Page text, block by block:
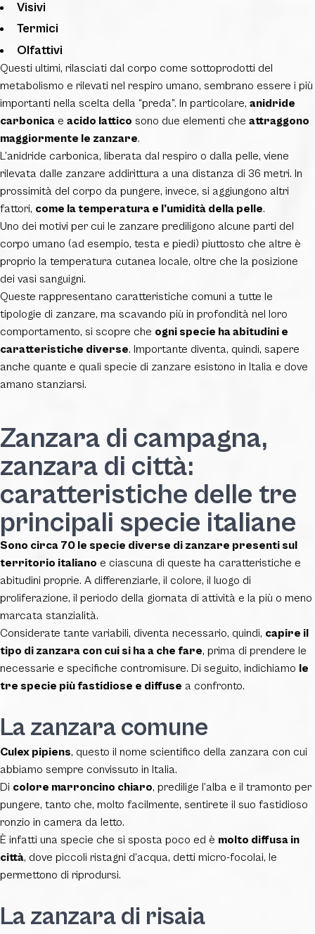
Visivi
Termici
Olfattivi
Questi ultimi, rilasciati dal corpo come sottoprodotti del
metabolismo e rilevati nel respiro umano, sembrano essere i più
importanti nella scelta della “preda”. In particolare, anidride
carbonica e acido lattico sono due elementi che attraggono
maggiormente le zanzare.
L’anidride carbonica, liberata dal respiro o dalla pelle, viene
rilevata dalle zanzare addirittura a una distanza di 36 metri. In
prossimità del corpo da pungere, invece, si aggiungono altri
fattori, come la temperatura e l’umidità della pelle.
Uno dei motivi per cui le zanzare prediligono alcune parti del
corpo umano (ad esempio, testa e piedi) piuttosto che altre è
proprio la temperatura cutanea locale, oltre che la posizione
dei vasi sanguigni.
Queste rappresentano caratteristiche comuni a tutte le
tipologie di zanzare, ma scavando più in profondità nel loro
comportamento, si scopre che ogni specie ha abitudini e
caratteristiche diverse. Importante diventa, quindi, sapere
anche quante e quali specie di zanzare esistono in Italia e dove
amano stanziarsi.
Zanzara di campagna,
zanzara di città:
caratteristiche delle tre
principali specie italiane
Sono circa 70 le specie diverse di zanzare presenti sul
territorio italiano e ciascuna di queste ha caratteristiche e
abitudini proprie. A differenziarle, il colore, il luogo di
proliferazione, il periodo della giornata di attività e la più o meno
marcata stanzialità.
Considerate tante variabili, diventa necessario, quindi, capire il
tipo di zanzara con cui si ha a che fare, prima di prendere le
necessarie e specifiche contromisure. Di seguito, indichiamo le
tre specie più fastidiose e diffuse a confronto.
La zanzara comune
Culex pipiens, questo il nome scientifico della zanzara con cui
abbiamo sempre convissuto in Italia.
Di colore marroncino chiaro, predilige l’alba e il tramonto per
pungere, tanto che, molto facilmente, sentirete il suo fastidioso
ronzio in camera da letto.
È infatti una specie che si sposta poco ed è molto diffusa in
città, dove piccoli ristagni d’acqua, detti micro-focolai, le
permettono di riprodursi.
La zanzara di risaia